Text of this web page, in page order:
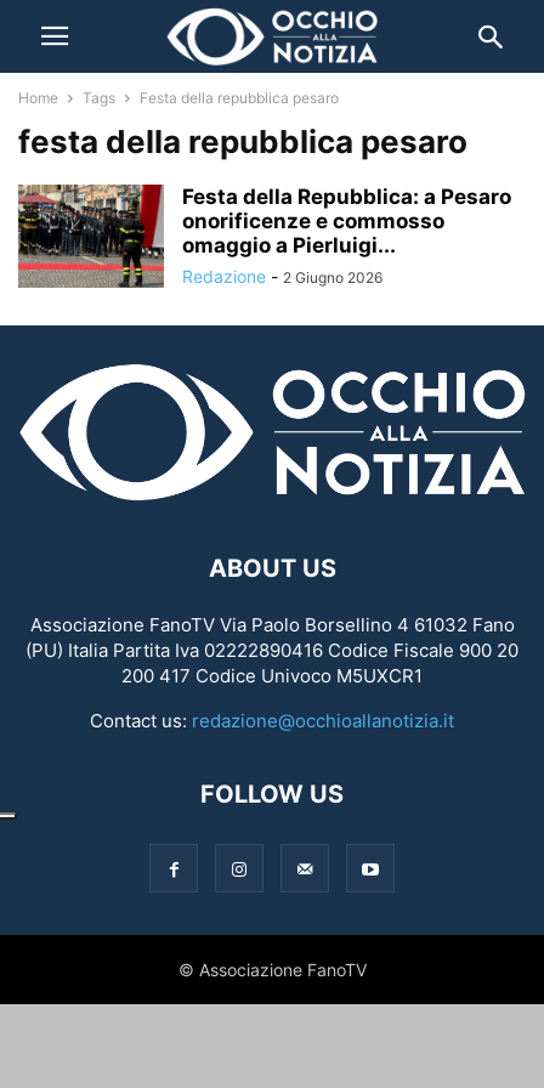
Home Tags Festa della repubblica pesaro
festa della repubblica pesaro
Festa della Repubblica: a Pesaro
onorificenze e commosso
omaggio a Pierluigi...
Redazione - 2 Giugno 2026
ABOUT US
Associazione FanoTV Via Paolo Borsellino 4 61032 Fano
(PU) Italia Partita Iva 02222890416 Codice Fiscale 900 20
200 417 Codice Univoco M5UXCR1
Contact us: redazione@occhioallanotizia.it
FOLLOW US
© Associazione FanoTV